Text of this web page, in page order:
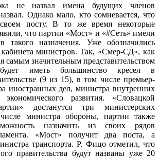
не назвал имена будущих членов
Однако мало, кто сомневается, что
посту. В то же время некоторые
что партии «Мост» и «#Сеть» имели
такого назначения. Уже обозначились
министров. Так, «Смер-СД», как
самым значительным представительством
иметь большинство кресел в
(9 из 15), в том числе премьер-
иностранных дел, министра внутренних
развития. «Словацкой
достанутся три министерских
министра обороны, партии также
назначить из своих рядов
«Мост» получит два поста, а
транспорта. Р. Фицо отметил, что
правительства будут названы уже 20